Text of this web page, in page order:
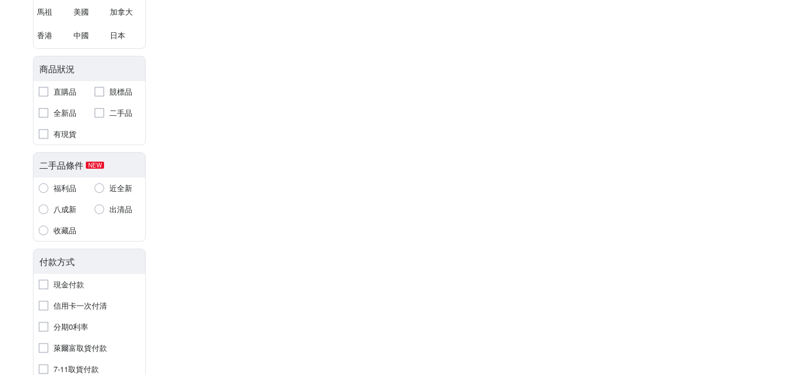
馬祖 美國 加拿大
香港 中國 日本
商品狀況
直購品
競標品
全新品
二手品
有現貨
二手品條件 NEW
福利品
近全新
八成新
出清品
收藏品
付款方式
現金付款
信用卡一次付清
分期0利率
萊爾富取貨付款
7-11取貨付款